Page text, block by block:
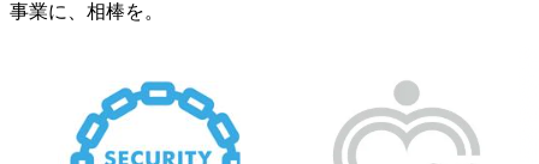
事業に、相棒を。